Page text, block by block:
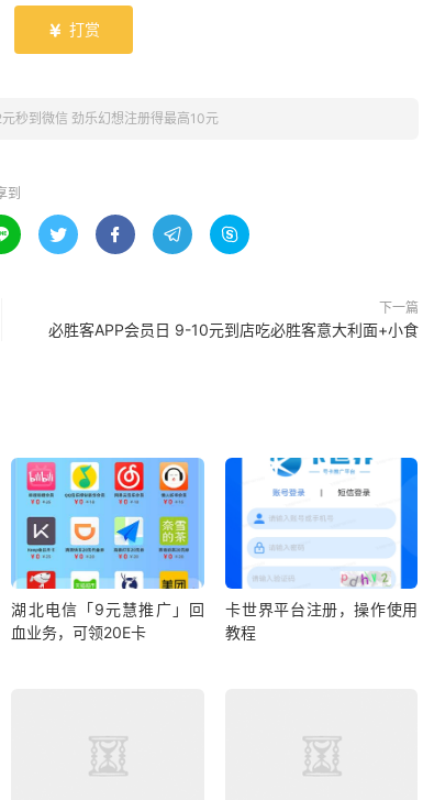
 打赏
秒到微信 劲乐幻想注册得最高10元
到
   
下一篇
必胜客APP会员日 9-10元到店吃必胜客意大利面+小食
湖北电信「9元慧推广」回
血业务，可领20E卡
卡世界平台注册，操作使用
教程